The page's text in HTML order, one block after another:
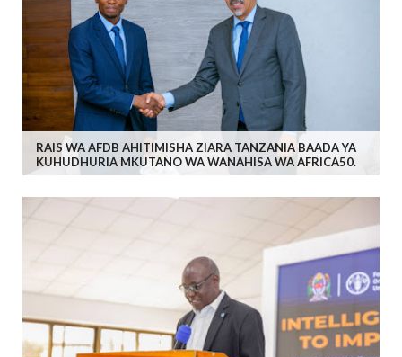
RAIS WA AFDB AHITIMISHA ZIARA TANZANIA BAADA YA
KUHUDHURIA MKUTANO WA WANAHISA WA AFRICA50.